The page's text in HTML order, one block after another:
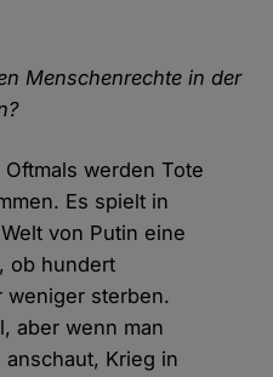
Menschenrechte in der
werden Tote
Es spielt in
von Putin eine
ob hundert
weniger sterben.
aber wenn man
Krieg in